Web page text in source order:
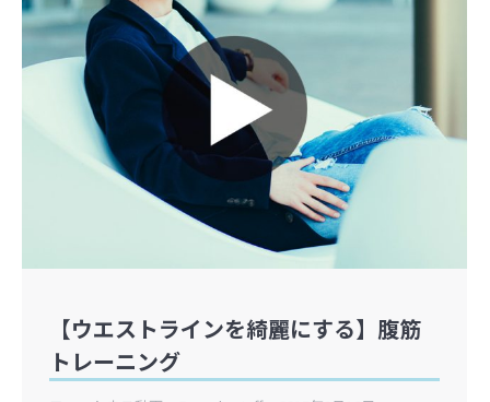
【ウエストラインを綺麗にする】腹筋
トレーニング